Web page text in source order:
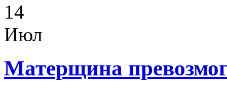
14
Июл
Матерщина